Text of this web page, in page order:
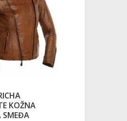
KOŽNA
SMEĐA